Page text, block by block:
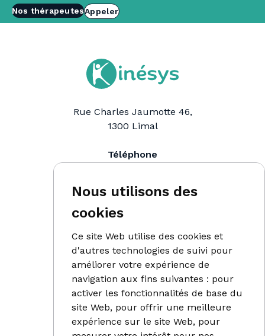
Nous utilisons des
cookies
Ce site Web utilise des cookies et
d'autres technologies de suivi pour
améliorer votre expérience de
navigation aux fins suivantes : pour
activer les fonctionnalités de base du
site Web, pour offrir une meilleure
expérience sur le site Web, pour
Nos thérapeutesAppeler
Rue Charles Jaumotte 46,
1300 Limal
Téléphone
info@kinesys.be
Paramédical
Endermologie LPG
Prélèvements